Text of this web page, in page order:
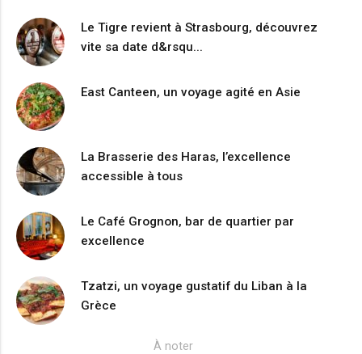
Le Tigre revient à Strasbourg, découvrez
vite sa date d&rsqu...
East Canteen, un voyage agité en Asie
La Brasserie des Haras, l’excellence
accessible à tous
Le Café Grognon, bar de quartier par
excellence
Tzatzi, un voyage gustatif du Liban à la
Grèce
À noter